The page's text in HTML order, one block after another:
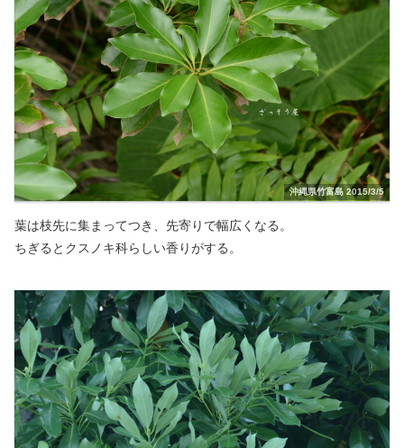
沖縄県竹富島 2015/3/5
葉は枝先に集まってつき、先寄りで幅広くなる。
ちぎるとクスノキ科らしい香りがする。